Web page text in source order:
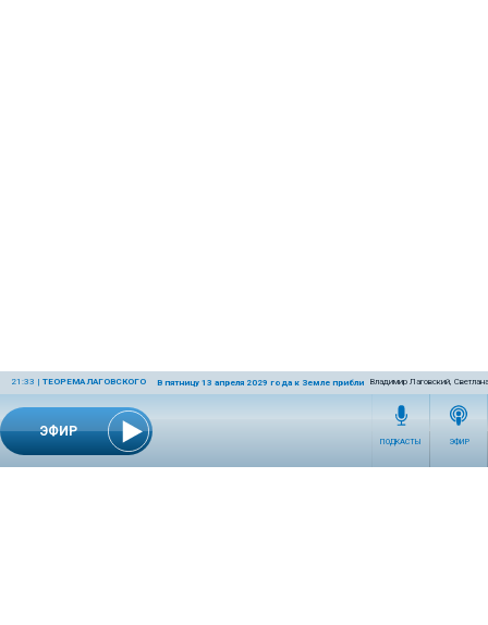
ЭФИР
21:33 | ТЕОРЕМА ЛАГОВСКОГО В пятницу 13 апреля 2029 года к Земле приблизится астероид-убийца
Владимир Лаговский,
ПОДКАСТЫ ЭФИР